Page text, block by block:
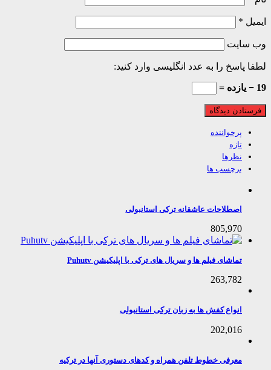
*
پاسخ را به عدد انگلیسی وارد کنید:
پرخواننده
تازه
نظرها
برچسب ها
اصطلاحات عاشقانه ترکی استانبولی
805,970
تماشای فیلم ها و سریال های ترکی با اپلیکیشن Puhutv
263,782
انواع کفش ها به زبان ترکی استانبولی
202,016
معرفی خطوط تلفن همراه و کدهای دستوری آنها در ترکیه